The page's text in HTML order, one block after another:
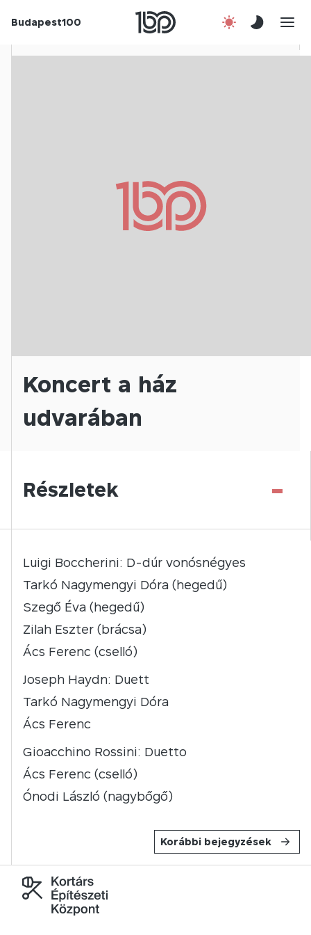
Budapest100
Koncert a ház
udvarában
Részletek -
Luigi Boccherini: D-dúr vonósnégyes
Tarkó Nagymengyi Dóra (hegedű)
Szegő Éva (hegedű)
Zilah Eszter (brácsa)
Ács Ferenc (cselló)
Joseph Haydn: Duett
Tarkó Nagymengyi Dóra
Ács Ferenc
Gioacchino Rossini: Duetto
Ács Ferenc (cselló)
Ónodi László (nagybőgő)
Korábbi bejegyzések